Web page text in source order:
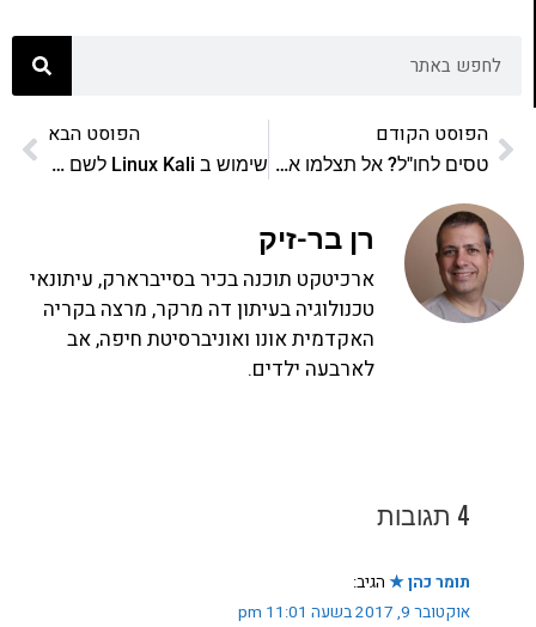
הפוסט הקודם
טסים לחו"ל? אל תצלמו את כרטיס הטיסה שלכם
הפוסט הבא
שימוש ב Linux Kali לשם בדיקת אבטחת מידע – הקדמה
רן בר-זיק
ארכיטקט תוכנה בכיר בסייברארק, עיתונאי
טכנולוגיה בעיתון דה מרקר, מרצה בקריה
האקדמית אונו ואוניברסיטת חיפה, אב
לארבעה ילדים.
4 תגובות
תומר כהן ★ הגיב:
אוקטובר 9, 2017 בשעה 11:01 pm